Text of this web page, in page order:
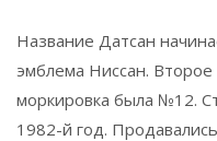
Название Датсан
эмблема Ниссан. Второе
моркировка была №12.
1982-й год.